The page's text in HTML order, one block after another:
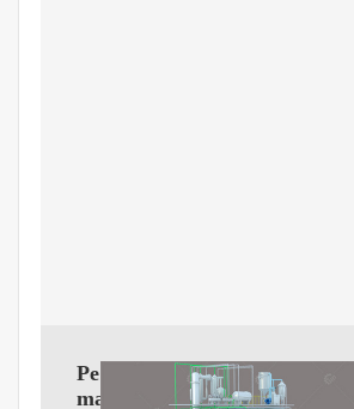
Petroperú
marca